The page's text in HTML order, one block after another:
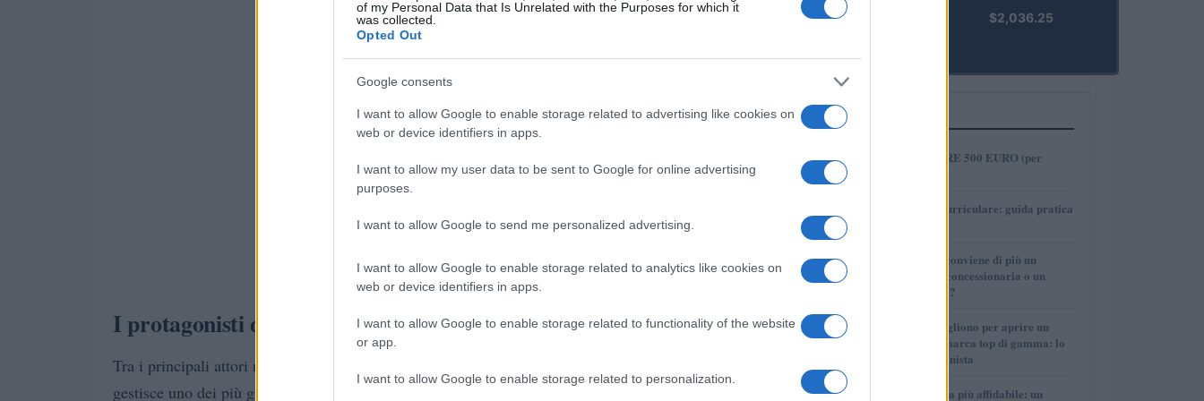
of my Personal Data that Is Unrelated with the Purposes for which it
was collected.
Opted Out
Google consents
I want to allow Google to enable storage related to advertising like cookies on
web or device identifiers in apps.
I want to allow my user data to be sent to Google for online advertising
purposes.
I want to allow Google to send me personalized advertising.
I want to allow Google to enable storage related to analytics like cookies on
web or device identifiers in apps.
I want to allow Google to enable storage related to functionality of the website
or app.
I want to allow Google to enable storage related to personalization.
I protagonisti del mercato delle criptovalute
Tra i principali attori nel mondo delle criptovalute si segnalano aziende come
gestisce uno dei più grandi exchange al mondo, e
Coinbase
, nota piattaforma per l’acquisto e la
PRIME)
$2,036.25
PIÙ LETTI
1
COME INVESTIRE 500 EURO (per
2
Tirocinio extra-curriculare: guida pratica
3
Per le auto usate conviene di più un
finanziamento in concessionaria o un
prestito personale?
4
Quanti soldi ci vogliono per aprire un
autosalone multimarca top di gamma: lo
spiega il professionista
La macchina usata più affidabile: un